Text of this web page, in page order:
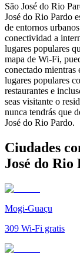
São José do Rio
José do Rio Pardo
de entornos
conectividad a
lugares populares
mapa de Wi-Fi,
conectado mientras
lugares populares
restaurantes e
seas visitante o
nunca tendrás que
José do Rio Pardo.
Ciudades
José do Rio
Mogi-Guaçu
309 Wi-Fi gratis